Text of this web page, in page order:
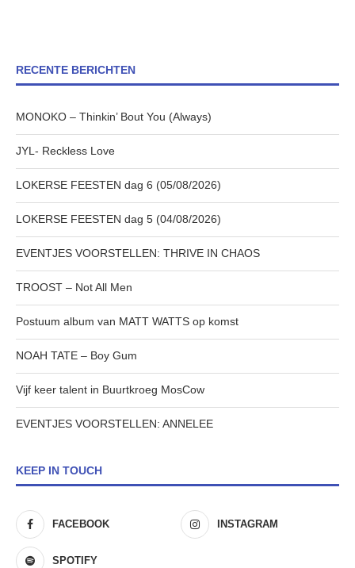
RECENTE BERICHTEN
MONOKO – Thinkin’ Bout You (Always)
JYL- Reckless Love
LOKERSE FEESTEN dag 6 (05/08/2026)
LOKERSE FEESTEN dag 5 (04/08/2026)
EVENTJES VOORSTELLEN: THRIVE IN CHAOS
TROOST – Not All Men
Postuum album van MATT WATTS op komst
NOAH TATE – Boy Gum
Vijf keer talent in Buurtkroeg MosCow
EVENTJES VOORSTELLEN: ANNELEE
KEEP IN TOUCH
FACEBOOK INSTAGRAM
SPOTIFY